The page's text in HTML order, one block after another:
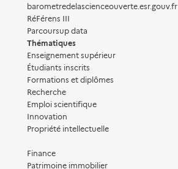
barometredelascienceouverte.esr.gouv.fr
RéFérens III
Parcoursup data
Thématiques
Enseignement supérieur
Étudiants inscrits
Formations et diplômes
Recherche
Emploi scientifique
Innovation
Propriété intellectuelle
Finance
Patrimoine immobilier